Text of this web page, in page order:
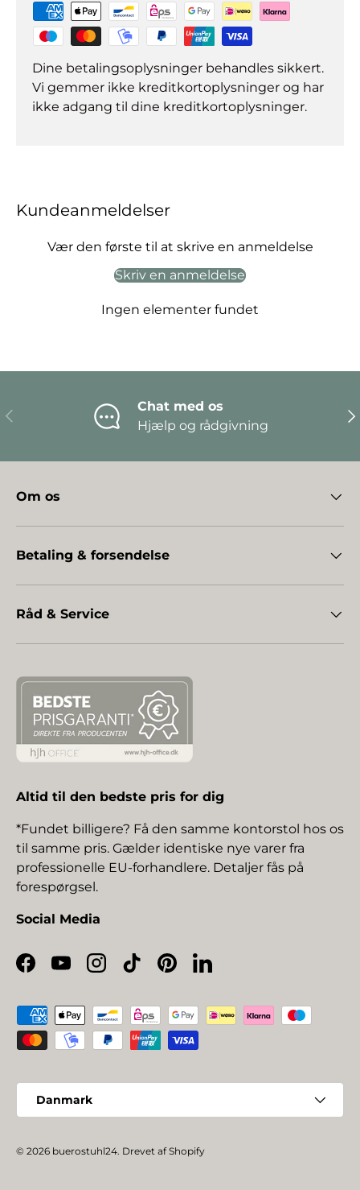
Dine betalingsoplysninger behandles sikkert.
Vi gemmer ikke kreditkortoplysninger og har
ikke adgang til dine kreditkortoplysninger.
Kundeanmeldelser
Vær den første til at skrive en anmeldelse
Skriv en anmeldelse
Ingen elementer fundet
Forrige
Chat med os
Hjælp og rådgivning
Om os
Betaling & forsendelse
Råd & Service
Altid til den bedste pris for dig
*Fundet billigere? Få den samme kontorstol hos os
til samme pris. Gælder identiske nye varer fra
professionelle EU-forhandlere. Detaljer fås på
forespørgsel.
Social Media
Facebook
YouTubeInstagram
TikTokPinterestLinkedIn
Betalingsmetoder
Danmark
© 2026 buerostuhl24. Drevet af Shopify